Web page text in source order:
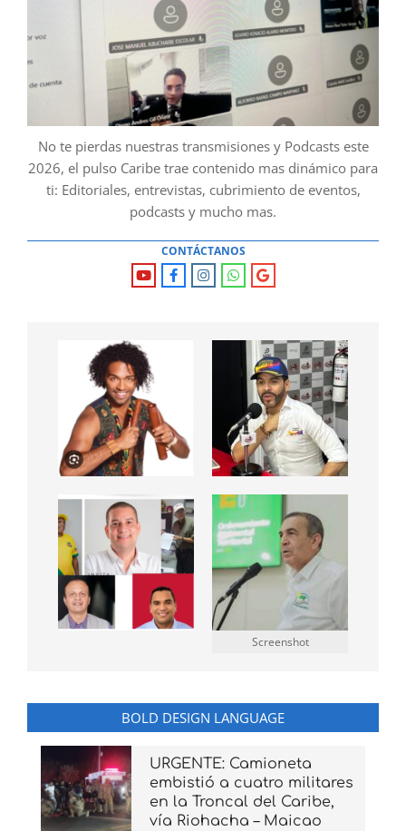
No te pierdas nuestras transmisiones y Podcasts este
2026, el pulso Caribe trae contenido mas dinámico para
ti: Editoriales, entrevistas, cubrimiento de eventos,
podcasts y mucho mas.
CONTÁCTANOS
Screenshot
BOLD DESIGN LANGUAGE
URGENTE: Camioneta
embistió a cuatro militares
en la Troncal del Caribe,
vía Riohacha – Maicao